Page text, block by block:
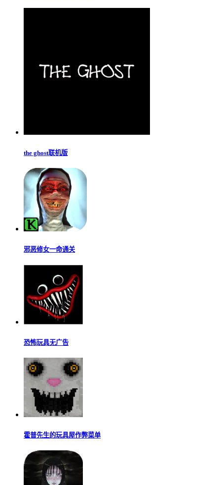
the ghost联机版
邪恶修女一命通关
恐怖玩具无广告
霍普先生的玩具屋作弊菜单